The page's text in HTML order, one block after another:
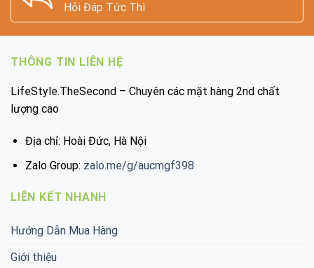
Hỏi Đáp Tức Thì
THÔNG TIN LIÊN HỆ
LifeStyle.TheSecond – Chuyên các mặt hàng 2nd chất
lượng cao
Địa chỉ: Hoài Đức, Hà Nội
Zalo Group: zalo.me/g/aucmgf398
LIÊN KẾT NHANH
Hướng Dẫn Mua Hàng
Giới thiệu